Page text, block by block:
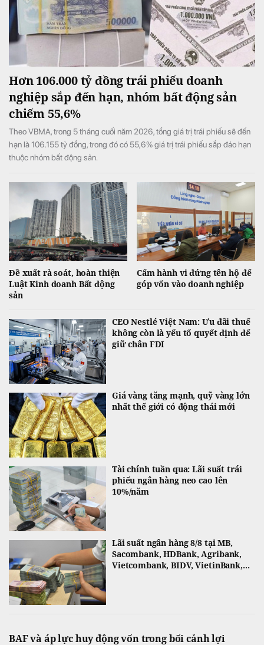
Hơn 106.000 tỷ đồng trái phiếu doanh
nghiệp sắp đến hạn, nhóm bất động sản
chiếm 55,6%
Theo VBMA, trong 5 tháng cuối năm 2026, tổng giá trị trái phiếu sẽ đến
hạn là 106.155 tỷ đồng, trong đó có 55,6% giá trị trái phiếu sắp đáo hạn
thuộc nhóm bất động sản.
Đề xuất rà soát, hoàn thiện
Luật Kinh doanh Bất động
sản
Cấm hành vi đứng tên hộ để
góp vốn vào doanh nghiệp
CEO Nestlé Việt Nam: Ưu đãi thuế
không còn là yếu tố quyết định để
giữ chân FDI
Giá vàng tăng mạnh, quỹ vàng lớn
nhất thế giới có động thái mới
Tài chính tuần qua: Lãi suất trái
phiếu ngân hàng neo cao lên
10%/năm
Lãi suất ngân hàng 8/8 tại MB,
Sacombank, HDBank, Agribank,
Vietcombank, BIDV, VietinBank,...
BAF và áp lực huy động vốn trong bối cảnh lợi